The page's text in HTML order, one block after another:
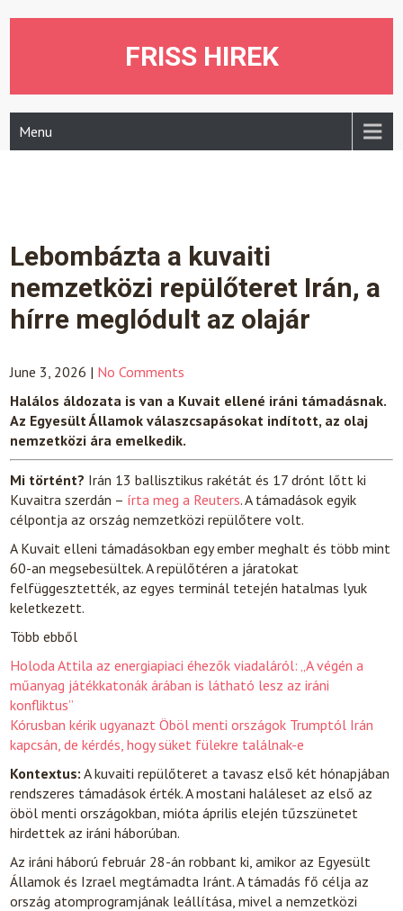
FRISS HIREK
Menu
Lebombázta a kuvaiti
nemzetközi repülőteret Irán, a
hírre meglódult az olajár
June 3, 2026 | No Comments
Halálos áldozata is van a Kuvait ellené iráni támadásnak.
Az Egyesült Államok válaszcsapásokat indított, az olaj
nemzetközi ára emelkedik.
Mi történt? Irán 13 ballisztikus rakétát és 17 drónt lőtt ki
Kuvaitra szerdán – írta meg a Reuters. A támadások egyik
célpontja az ország nemzetközi repülőtere volt.
A Kuvait elleni támadásokban egy ember meghalt és több mint
60-an megsebesültek. A repülőtéren a járatokat
felfüggesztették, az egyes terminál tetején hatalmas lyuk
keletkezett.
Több ebből
Holoda Attila az energiapiaci éhezők viadaláról: „A végén a
műanyag játékkatonák árában is látható lesz az iráni
konfliktus”
Kórusban kérik ugyanazt Öböl menti országok Trumptól Irán
kapcsán, de kérdés, hogy süket fülekre találnak-e
Kontextus: A kuvaiti repülőteret a tavasz első két hónapjában
rendszeres támadások érték. A mostani haláleset az első az
öböl menti országokban, mióta április elején tűzszünetet
hirdettek az iráni háborúban.
Az iráni háború február 28-án robbant ki, amikor az Egyesült
Államok és Izrael megtámadta Iránt. A támadás fő célja az
ország atomprogramjának leállítása, mivel a nemzetközi